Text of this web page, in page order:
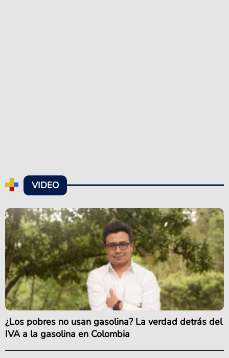
VIDEO
¿Los pobres no usan gasolina? La verdad detrás del
IVA a la gasolina en Colombia